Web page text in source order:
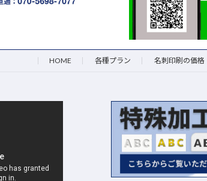
HOME 各種プラン 名刺印刷の価格